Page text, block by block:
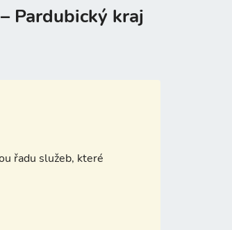
Pardubický kraj
řadu služeb, které